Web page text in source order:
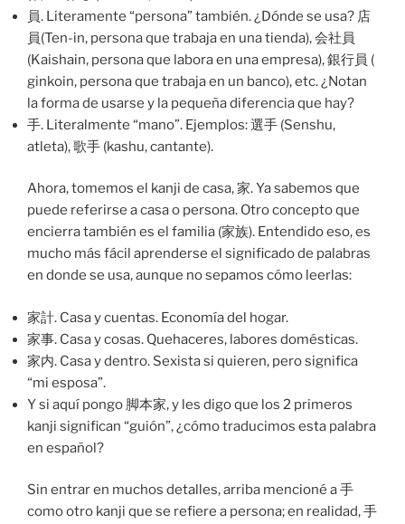
員. Literamente “persona” también. ¿Dónde se usa? 店
員(Ten-in, persona que trabaja en una tienda), 会社員
(Kaishain, persona que labora en una empresa), 銀行員 (
ginkoin, persona que trabaja en un banco), etc. ¿Notan
la forma de usarse y la pequeña diferencia que hay?
手. Literalmente “mano”. Ejemplos: 選手 (Senshu,
atleta), 歌手 (kashu, cantante).
Ahora, tomemos el kanji de casa, 家. Ya sabemos que
puede referirse a casa o persona. Otro concepto que
encierra también es el familia (家族). Entendido eso, es
mucho más fácil aprenderse el significado de palabras
en donde se usa, aunque no sepamos cómo leerlas:
家計. Casa y cuentas. Economía del hogar.
家事. Casa y cosas. Quehaceres, labores domésticas.
家内. Casa y dentro. Sexista si quieren, pero significa
“mi esposa”.
Y si aquí pongo 脚本家, y les digo que los 2 primeros
kanji significan “guión”, ¿cómo traducimos esta palabra
en español?
Sin entrar en muchos detalles, arriba mencioné a 手
como otro kanji que se refiere a persona; en realidad, 手